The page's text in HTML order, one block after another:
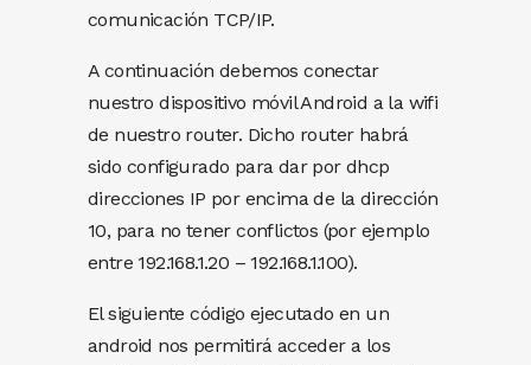
comunicación TCP/IP.
A continuación debemos conectar
nuestro dispositivo móvil Android a la wifi
de nuestro router. Dicho router habrá
sido configurado para dar por dhcp
direcciones IP por encima de la dirección
10, para no tener conflictos (por ejemplo
entre 192.168.1.20 – 192.168.1.100).
El siguiente código ejecutado en un
android nos permitirá acceder a los